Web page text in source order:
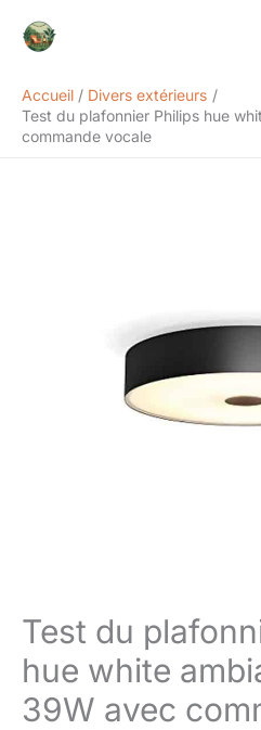
Accueil
Divers extérieurs
Test du plafonnier Philips hue
commande vocale
Test du
hue white
39W avec